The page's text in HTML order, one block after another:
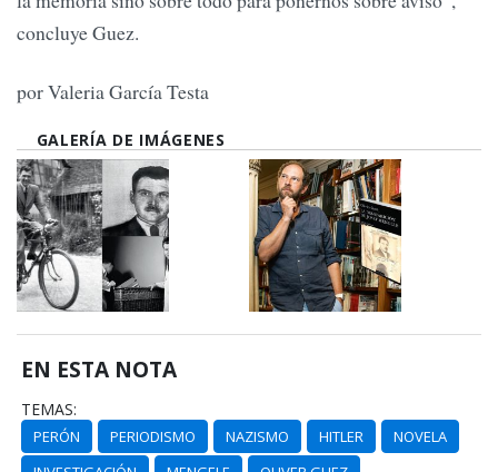
concluye Guez.
por Valeria García Testa
GALERÍA DE IMÁGENES
EN ESTA NOTA
TEMAS:
PERÓN PERIODISMO NAZISMO HITLER
NOVELA